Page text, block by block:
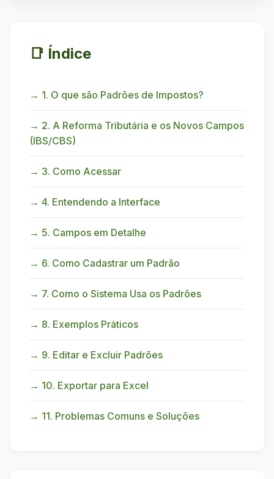
📑 Índice
→ 1. O que são Padrões de Impostos?
→ 2. A Reforma Tributária e os Novos Campos
(IBS/CBS)
→ 3. Como Acessar
→ 4. Entendendo a Interface
→ 5. Campos em Detalhe
→ 6. Como Cadastrar um Padrão
→ 7. Como o Sistema Usa os Padrões
→ 8. Exemplos Práticos
→ 9. Editar e Excluir Padrões
→ 10. Exportar para Excel
→ 11. Problemas Comuns e Soluções